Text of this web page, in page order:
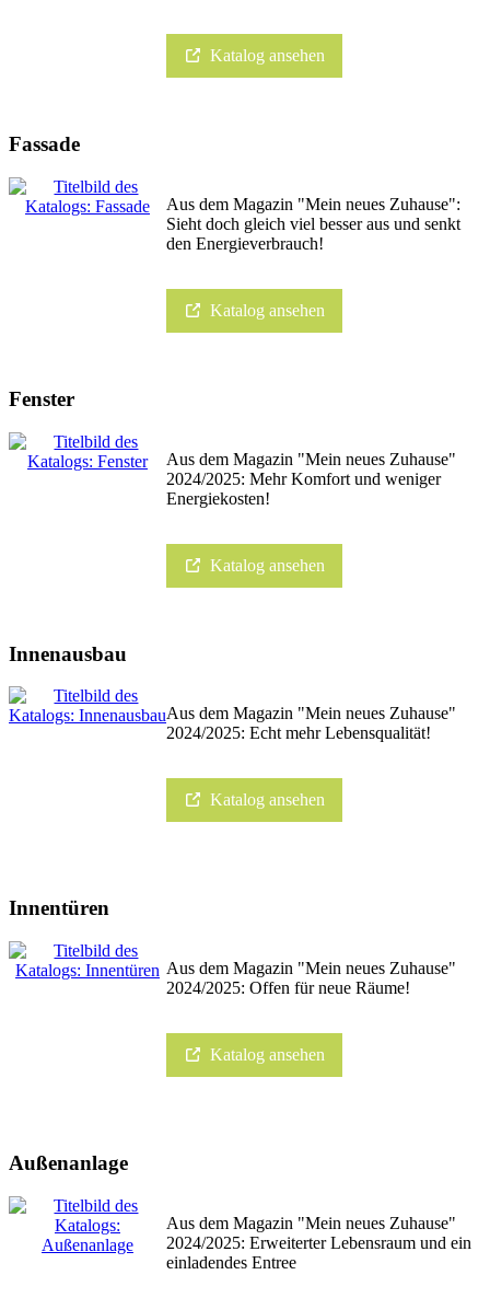
Katalog ansehen
Fassade
Aus dem Magazin "Mein neues Zuhause":
Sieht doch gleich viel besser aus und senkt
den Energieverbrauch!
Katalog ansehen
Fenster
Aus dem Magazin "Mein neues Zuhause"
2024/2025: Mehr Komfort und weniger
Energiekosten!
Katalog ansehen
Innenausbau
Aus dem Magazin "Mein neues Zuhause"
2024/2025: Echt mehr Lebensqualität!
Katalog ansehen
Innentüren
Aus dem Magazin "Mein neues Zuhause"
2024/2025: Offen für neue Räume!
Katalog ansehen
Außenanlage
Aus dem Magazin "Mein neues Zuhause"
2024/2025: Erweiterter Lebensraum und ein
einladendes Entree